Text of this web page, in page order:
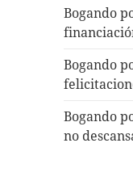
Bogando
Bogando
Bogando
no